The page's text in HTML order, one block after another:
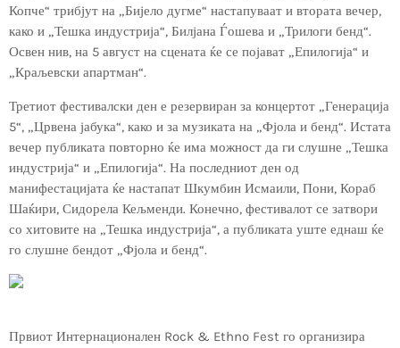
Копче“ трибјут на „Бијело дугме“ настапуваат и втората вечер,
како и „Тешка индустрија“, Билјана Ѓошева и „Трилоги бенд“.
Освен нив, на 5 август на сцената ќе се појават „Епилогија“ и
„Краљевски апартман“.
Третиот фестивалски ден е резервиран за концертот „Генерација
5“, „Црвена јабука“, како и за музиката на „Фјола и бенд“. Истата
вечер публиката повторно ќе има можност да ги слушне „Тешка
индустрија“ и „Епилогија“. На последниот ден од
манифестацијата ќе настапат Шкумбин Исмаили, Пони, Кораб
Шаќири, Сидорела Кељменди. Конечно, фестивалот се затвори
со хитовите на „Тешка индустрија“, а публиката уште еднаш ќе
го слушне бендот „Фјола и бенд“.
Првиот Интернационален Rock & Ethno Fest го организира